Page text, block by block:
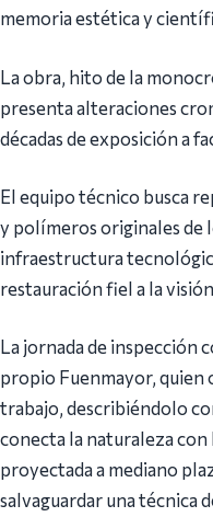
memoria estética y
La obra, hito de la
presenta alteraciones
décadas de exposición a
El equipo técnico busca
y polímeros originales de
infraestructura
restauración fiel a la
La jornada de inspección
propio Fuenmayor,
trabajo, describiéndolo
conecta la naturaleza con
proyectada a mediano
salvaguardar una técnica